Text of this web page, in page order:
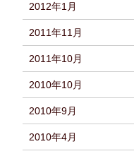
2012年1月
2011年11月
2011年10月
2010年10月
2010年9月
2010年4月